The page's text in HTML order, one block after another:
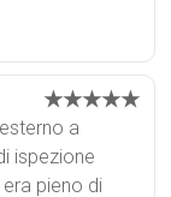
★★★★★
a
ispezione
pieno di